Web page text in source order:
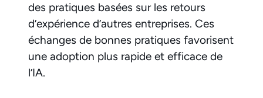
des pratiques basées sur les retours
d’expérience d’autres entreprises. Ces
échanges de bonnes pratiques favorisent
une adoption plus rapide et efficace de
l’IA.